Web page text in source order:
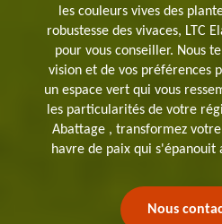
les couleurs vives des
robustesse des vivaces, LTC
pour vous conseiller. Nous
vision et de vos préférences
un espace vert qui vous
les particularités de votre
Abattage , transformez
havre de paix qui s'épanouit
Nous